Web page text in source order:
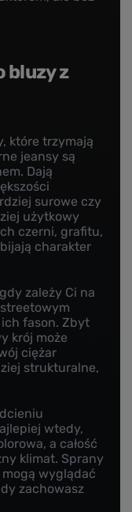
bluzy z
które trzymają
jeansy są
Dają
surowe czy
użytkowy
czerni, grafitu,
charakter
zależy Ci na
fason. Zbyt
krój może
ciężar
strukturalne,
wtedy,
a całość
klimat. Sprany
wyglądać
zachowasz